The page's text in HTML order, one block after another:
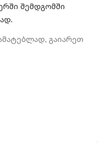
შემდგომში
გაიარეთ